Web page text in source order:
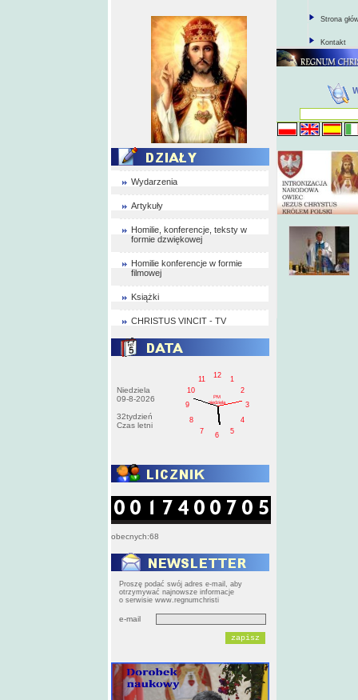
Wydarzenia
Artykuły
Homilie, konferencje, teksty w
formie dzwiękowej
Homilie konferencje w formie
filmowej
Książki
CHRISTUS VINCIT - TV
Niedziela
09-8-2026
32tydzień
Czas letni
1
2
3
4
5
6
7
8
9
10
11
12
PM
niedziela
obecnych:68
Proszę podać swój adres e-mail, aby
otrzymywać najnowsze informacje
o serwisie www.regnumchristi
e-mail
Strona
Kontakt